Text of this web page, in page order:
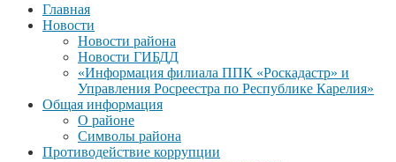
Главная
Новости
Новости района
Новости ГИБДД
«Информация филиала ППК «Роскадастр» и
Управления Росреестра по Республике Карелия»
Общая информация
О районе
Символы района
Противодействие коррупции